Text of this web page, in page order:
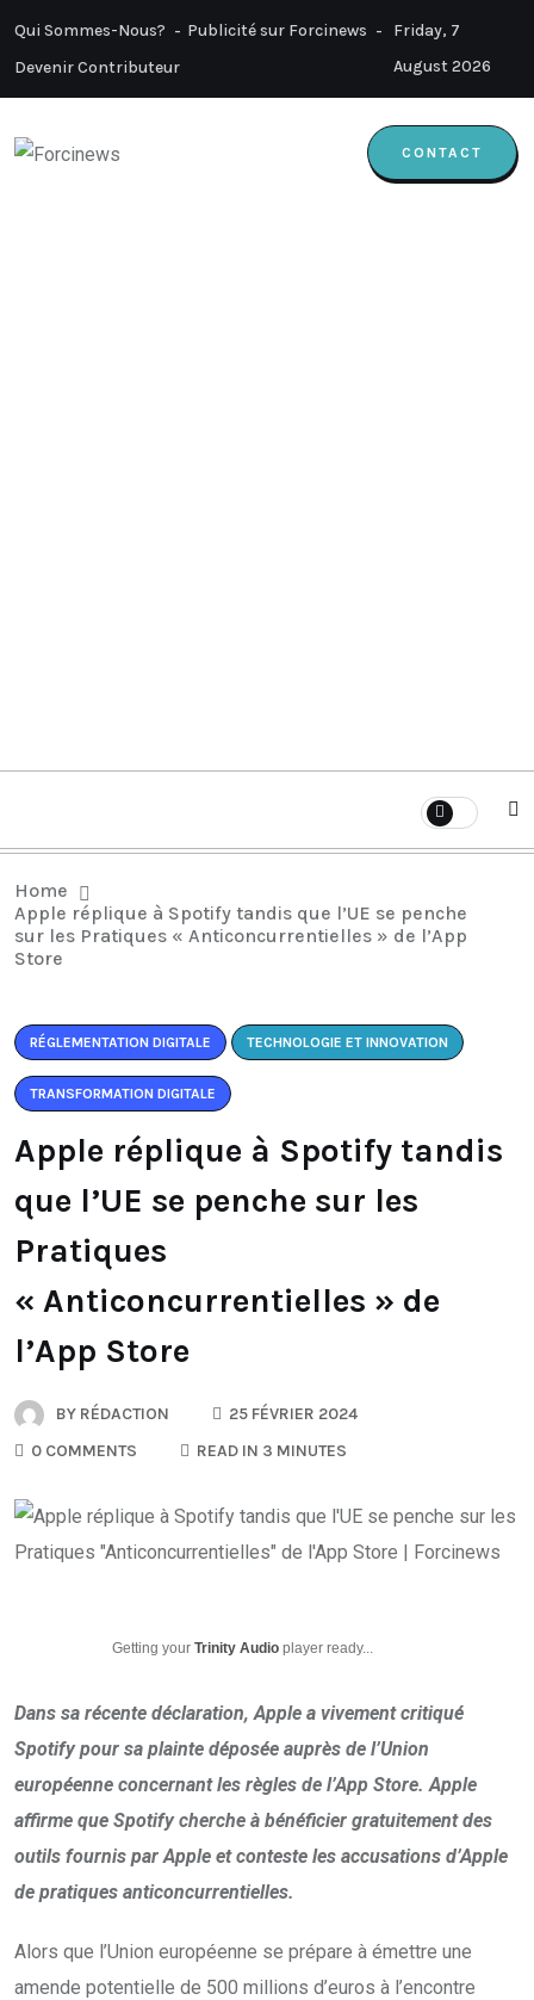
Qui Sommes-Nous?
Publicité sur Forcinews
Devenir Contributeur
Friday, 7
August 2026
CONTACT
Home
Apple réplique à Spotify tandis que l’UE se penche
sur les Pratiques « Anticoncurrentielles » de l’App
Store
RÉGLEMENTATION DIGITALE TECHNOLOGIE ET INNOVATION
TRANSFORMATION DIGITALE
Apple réplique à Spotify tandis
que l’UE se penche sur les
Pratiques
« Anticoncurrentielles » de
l’App Store
BY RÉDACTION
25 FÉVRIER 2024
0 COMMENTS
READ IN 3 MINUTES
Getting your Trinity Audio player ready...
Dans sa récente déclaration, Apple a vivement critiqué
Spotify pour sa plainte déposée auprès de l’Union
européenne concernant les règles de l’App Store. Apple
affirme que Spotify cherche à bénéficier gratuitement des
outils fournis par Apple et conteste les accusations d’Apple
de pratiques anticoncurrentielles.
Alors que l’Union européenne se prépare à émettre une
amende potentielle de 500 millions d’euros à l’encontre